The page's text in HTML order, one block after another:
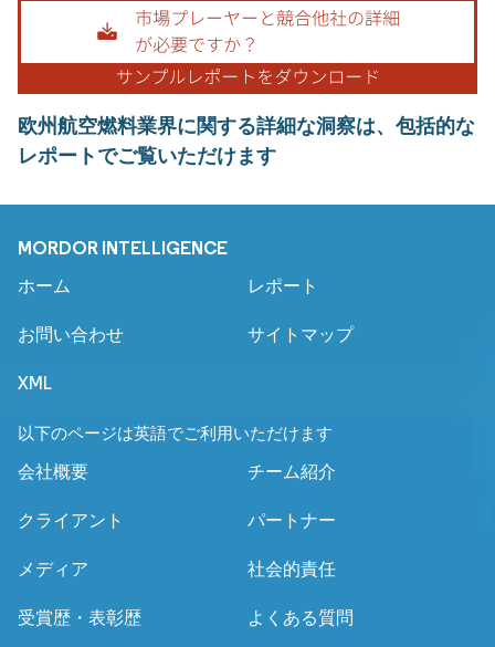
欧州航空燃料業界に関する詳細な洞察は、包括的な
レポートでご覧いただけます
MORDOR INTELLIGENCE
ホーム レポート
お問い合わせ サイトマップ
XML
以下のページは英語でご利用いただけます
会社概要 チーム紹介
クライアント パートナー
メディア 社会的責任
受賞歴・表彰歴 よくある質問